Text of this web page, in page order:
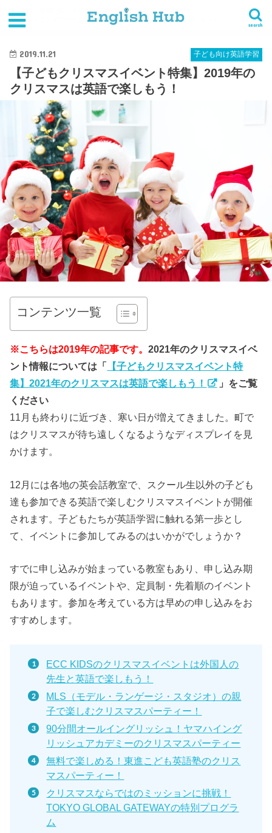
search
子ども向け英語学習
【子どもクリスマスイベント特集】2019年のクリスマスは英語で楽しもう！
子ども向け英語学習
2019.11.21
【子どもクリスマスイベント特集】2019年の
クリスマスは英語で楽しもう！
コンテンツ一覧
※こちらは2019年の記事です。2021年のクリスマスイベ
ント情報については「
【子どもクリスマスイベント特
集】2021年のクリスマスは英語で楽しもう！
」をご覧
ください
11月も終わりに近づき、寒い日が増えてきました。町で
はクリスマスが待ち遠しくなるようなディスプレイを見
かけます。
12月には各地の英会話教室で、スクール生以外の子ども
達も参加できる英語で楽しむクリスマスイベントが開催
されます。子どもたちが英語学習に触れる第一歩とし
て、イベントに参加してみるのはいかがでしょうか？
すでに申し込みが始まっている教室もあり、申し込み期
限が迫っているイベントや、定員制・先着順のイベント
もあります。参加を考えている方は早めの申し込みをお
すすめします。
ECC KIDSのクリスマスイベントは外国人の
先生と英語で楽しもう！
MLS（モデル・ランゲージ・スタジオ）の親
子で楽しむクリスマスパーティー！
90分間オールイングリッシュ！ヤマハイング
リッシュアカデミーのクリスマスパーティー
無料で楽しめる！東進こども英語塾のクリス
マスパーティー！
クリスマスならではのミッションに挑戦！
TOKYO GLOBAL GATEWAYの特別プログラ
ム